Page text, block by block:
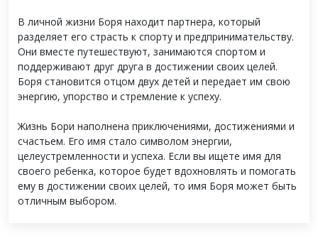
В личной жизни Боря находит партнера, который
разделяет его страсть к спорту и предпринимательству.
Они вместе путешествуют, занимаются спортом и
поддерживают друг друга в достижении своих целей.
Боря становится отцом двух детей и передает им свою
энергию, упорство и стремление к успеху.
Жизнь Бори наполнена приключениями, достижениями и
счастьем. Его имя стало символом энергии,
целеустремленности и успеха. Если вы ищете имя для
своего ребенка, которое будет вдохновлять и помогать
ему в достижении своих целей, то имя Боря может быть
отличным выбором.